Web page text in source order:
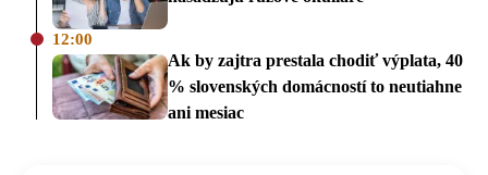
12:00
Ak by zajtra prestala chodiť výplata, 40
% slovenských domácností to neutiahne
ani mesiac